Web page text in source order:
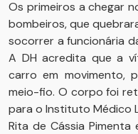
Os primeiros a chegar
bombeiros, que
socorrer a funcionária
A DH acredita que a
carro em movimento,
meio-fio. O corpo foi
para o Instituto Médico
Rita de Cássia